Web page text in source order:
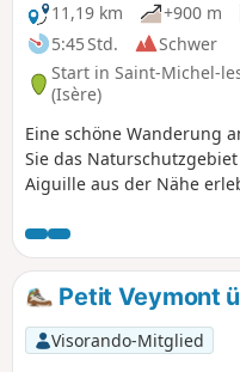
11,19 km
+900 m
5:45 Std.
Schwer
Start in Saint-Michel-
(Isère)
Eine schöne Wanderung
Sie das
Aiguille aus der Nähe
Petit Veymont
Visorando-Mitglied